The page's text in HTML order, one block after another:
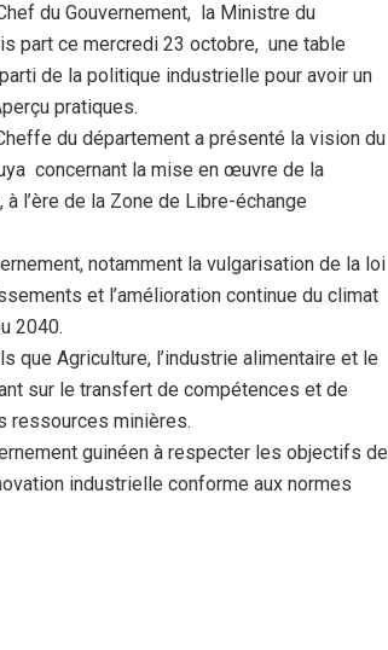
du Gouvernement, la Ministre du
part ce mercredi 23 octobre, une table
de la politique industrielle pour avoir un
pratiques.
du département a présenté la vision du
concernant la mise en œuvre de la
l’ère de la Zone de Libre-échange
notamment la vulgarisation de la loi
et l’amélioration continue du climat
2040.
Agriculture, l’industrie alimentaire et le
sur le transfert de compétences et de
ressources minières.
guinéen à respecter les objectifs de
industrielle conforme aux normes